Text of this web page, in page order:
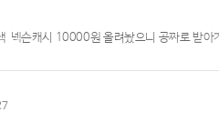
넥슨캐시 10000원 올려놨으니 공짜로